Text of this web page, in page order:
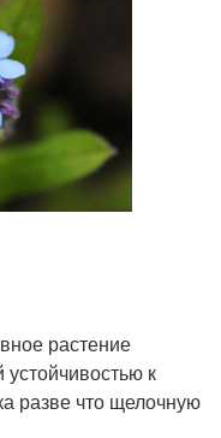
растение
к
разве что щелочную